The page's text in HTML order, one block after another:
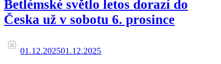
Betlémské světlo letos dorazí do
Česka už v sobotu 6. prosince
01.12.202501.12.2025